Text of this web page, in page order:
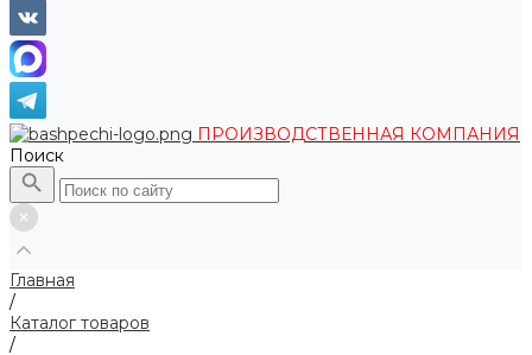
ПРОИЗВОДСТВЕННАЯ КОМПАНИЯ
Поиск
Главная
/
Каталог товаров
/